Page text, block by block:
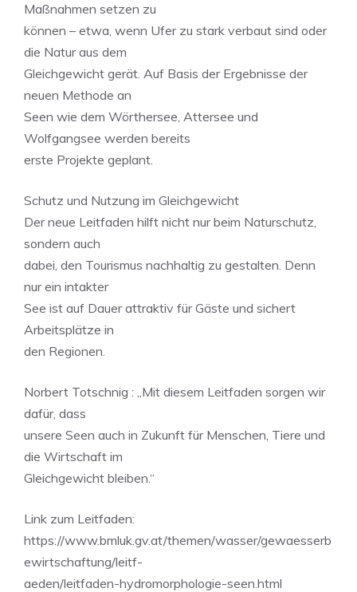
Maßnahmen setzen zu
können – etwa, wenn Ufer zu stark verbaut sind oder
die Natur aus dem
Gleichgewicht gerät. Auf Basis der Ergebnisse der
neuen Methode an
Seen wie dem Wörthersee, Attersee und
Wolfgangsee werden bereits
erste Projekte geplant.
Schutz und Nutzung im Gleichgewicht
Der neue Leitfaden hilft nicht nur beim Naturschutz,
sondern auch
dabei, den Tourismus nachhaltig zu gestalten. Denn
nur ein intakter
See ist auf Dauer attraktiv für Gäste und sichert
Arbeitsplätze in
den Regionen.
Norbert Totschnig : „Mit diesem Leitfaden sorgen wir
dafür, dass
unsere Seen auch in Zukunft für Menschen, Tiere und
die Wirtschaft im
Gleichgewicht bleiben.“
Link zum Leitfaden:
https://www.bmluk.gv.at/themen/wasser/gewaesserb
ewirtschaftung/leitf-
aeden/leitfaden-hydromorphologie-seen.html